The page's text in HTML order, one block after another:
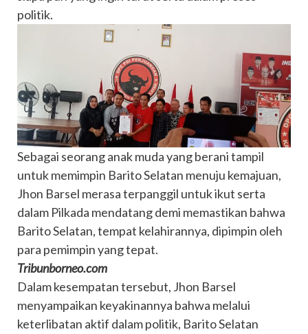
politik.
Sebagai seorang anak muda yang berani tampil
untuk memimpin Barito Selatan menuju kemajuan,
Jhon Barsel merasa terpanggil untuk ikut serta
dalam Pilkada mendatang demi memastikan bahwa
Barito Selatan, tempat kelahirannya, dipimpin oleh
para pemimpin yang tepat.
Tribunborneo.com
Dalam kesempatan tersebut, Jhon Barsel
menyampaikan keyakinannya bahwa melalui
keterlibatan aktif dalam politik, Barito Selatan